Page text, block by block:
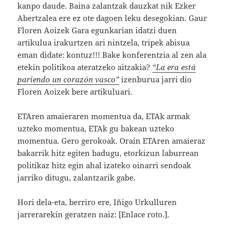
kanpo daude. Baina zalantzak dauzkat nik Ezker
Abertzalea ere ez ote dagoen leku desegokian. Gaur
Floren Aoizek Gara egunkarian idatzi duen
artikulua irakurtzen ari nintzela, tripek abisua
eman didate: kontuz!!! Bake konferentzia al zen ala
etekin politikoa ateratzeko aitzakia? “La era está
pariendo un corazón vasco” izenburua jarri dio
Floren Aoizek bere artikuluari.
ETAren amaieraren momentua da, ETAk armak
uzteko momentua, ETAk gu bakean uzteko
momentua. Gero gerokoak. Orain ETAren amaieraz
bakarrik hitz egiten badugu, etorkizun laburrean
politikaz hitz egin ahal izateko oinarri sendoak
jarriko ditugu, zalantzarik gabe.
Hori dela-eta, berriro ere, Iñigo Urkulluren
jarrerarekin geratzen naiz: [Enlace roto.].